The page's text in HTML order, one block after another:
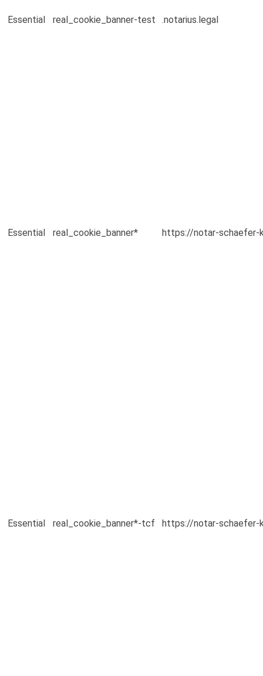
Essential real_cookie_banner-test .notarius.legal
Essential real_cookie_banner* https://notar-schaefer-
Essential real_cookie_banner*-tcf https://notar-schaefer-